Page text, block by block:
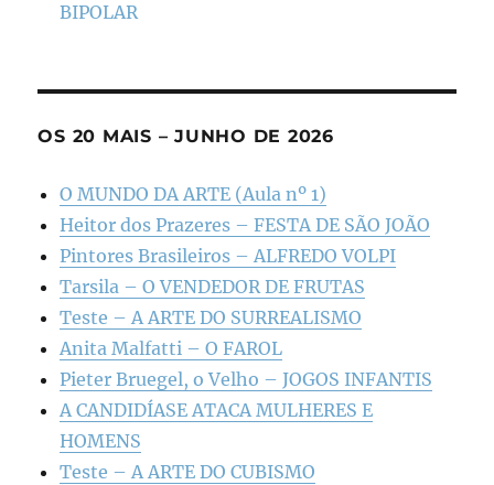
BIPOLAR
OS 20 MAIS – JUNHO DE 2026
O MUNDO DA ARTE (Aula nº 1)
Heitor dos Prazeres – FESTA DE SÃO JOÃO
Pintores Brasileiros – ALFREDO VOLPI
Tarsila – O VENDEDOR DE FRUTAS
Teste – A ARTE DO SURREALISMO
Anita Malfatti – O FAROL
Pieter Bruegel, o Velho – JOGOS INFANTIS
A CANDIDÍASE ATACA MULHERES E
HOMENS
Teste – A ARTE DO CUBISMO